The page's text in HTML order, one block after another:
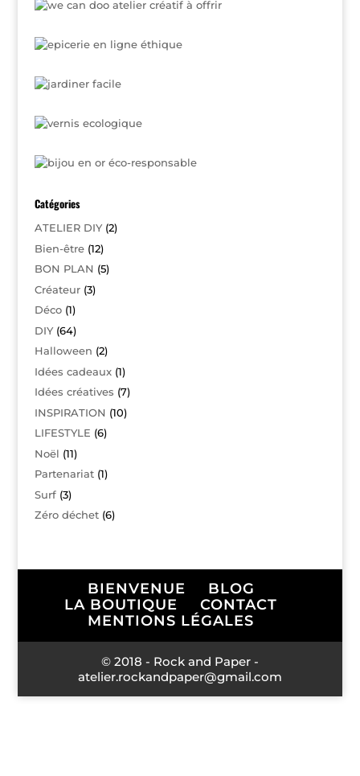
Catégories
ATELIER DIY(2)
Bien-être(12)
BON PLAN (5)
Créateur(3)
Déco(1)
DIY(64)
Halloween (2)
Idées cadeaux(1)
Idées créatives (7)
INSPIRATION (10)
LIFESTYLE (6)
Noël (11)
Partenariat(1)
Surf(3)
Zéro déchet(6)
BIENVENUE
BLOG
LA BOUTIQUE
CONTACT
MENTIONS LÉGALES
© 2018 - Rock and Paper -
atelier.rockandpaper@gmail.com